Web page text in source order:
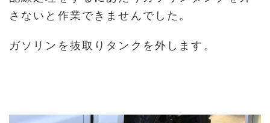
さないと作業できませんでした。
ガソリンを抜取りタンクを外します。